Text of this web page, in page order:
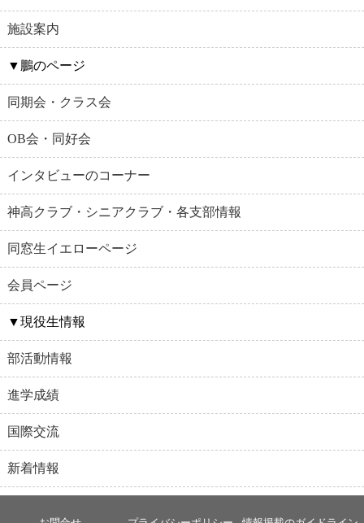
施設案内
▼鵬のページ
同期会・クラス会
OB会・同好会
インタビューのコーナー
神高クラブ・シニアクラブ・各支部情報
同窓生イエローページ
会員ページ
▼現役生情報
部活動情報
進学成績
国際交流
新着情報